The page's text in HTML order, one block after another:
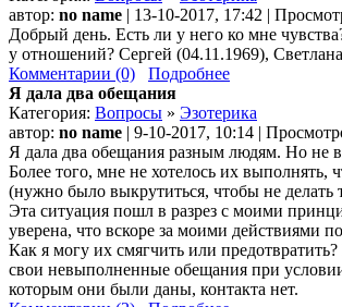
автор: no name | 13-10-2017, 17:42 |
Добрый день. Есть ли у него ко мне
у отношений? Сергей (04.11.1969),
Комментарии (0)
Подробнее
Я дала два обещания
Категория: Вопросы » Эзотерика
автор: no name | 9-10-2017, 10:14 |
Я дала два обещания разным людям. Но не
Более того, мне не хотелось их выполнять,
(нужно было выкрутиться, чтобы не делать
Эта ситуация пошл в разрез с моими
уверена, что вскоре за моими действиями
Как я могу их смягчить или
свои невыполненные обещания при
которым они были даны, контакта нет.